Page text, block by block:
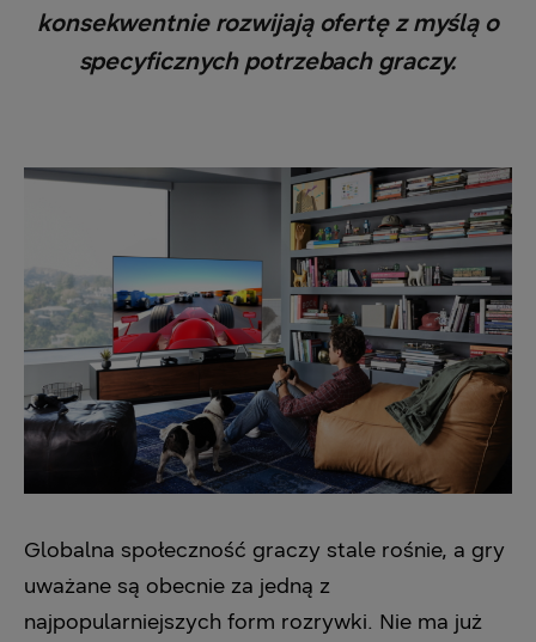
konsekwentnie rozwijają ofertę z myślą o
specyficznych potrzebach graczy.
Globalna społeczność graczy stale rośnie, a gry
uważane są obecnie za jedną z
najpopularniejszych form rozrywki. Nie ma już